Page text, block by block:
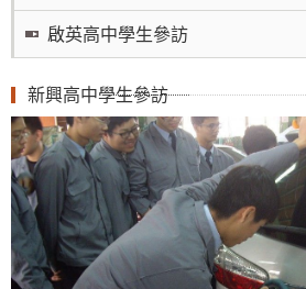
啟英高中學生參訪
新興高中學生參訪